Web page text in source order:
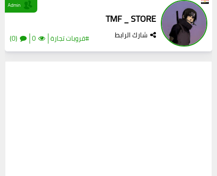
TMF _ STORE
شارك الرابط #قروبات تجارة 0
(0)
Admin